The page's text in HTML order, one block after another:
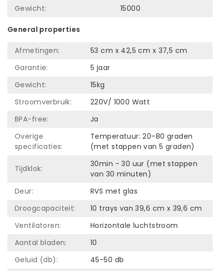
Gewicht:
15000
General properties
Afmetingen:
53 cm x 42,5 cm x 37,5 cm
Garantie:
5 jaar
Gewicht:
15kg
Stroomverbruik:
220V/ 1000 Watt
BPA-free:
Ja
Overige
specificaties:
Temperatuur: 20-80 graden
(met stappen van 5 graden)
Tijdklok:
30min - 30 uur (met stappen
van 30 minuten)
Deur:
RVS met glas
Droogcapaciteit:
10 trays van 39,6 cm x 39,6 cm
Ventilatoren:
Horizontale luchtstroom
Aantal bladen:
10
Geluid (db):
45-50 db